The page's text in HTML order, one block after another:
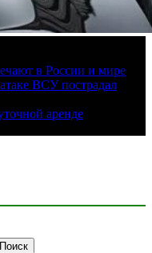
в России и мире
ВСУ пострадал
аренде